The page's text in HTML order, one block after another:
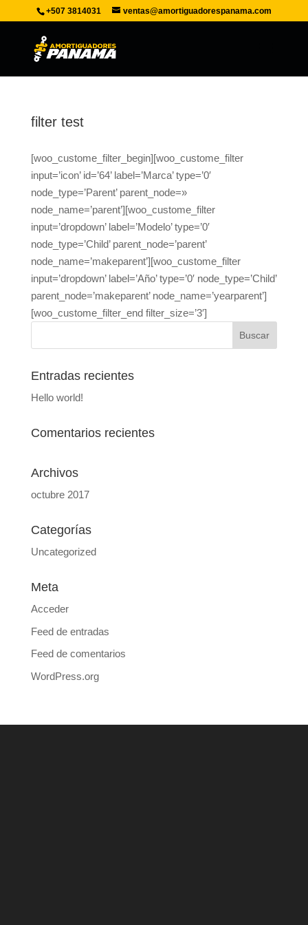
+507 3814031 ventas@amortiguadorespanama.com
filter test
[woo_custome_filter_begin][woo_custome_filter
input=’icon’ id=’64’ label=’Marca’ type=’0′
node_type=’Parent’ parent_node=»
node_name=’parent’][woo_custome_filter
input=’dropdown’ label=’Modelo’ type=’0′
node_type=’Child’ parent_node=’parent’
node_name=’makeparent’][woo_custome_filter
input=’dropdown’ label=’Año’ type=’0′ node_type=’Child’
parent_node=’makeparent’ node_name=’yearparent’]
[woo_custome_filter_end filter_size=’3′]
Entradas recientes
Hello world!
Comentarios recientes
Archivos
octubre 2017
Categorías
Uncategorized
Meta
Acceder
Feed de entradas
Feed de comentarios
WordPress.org